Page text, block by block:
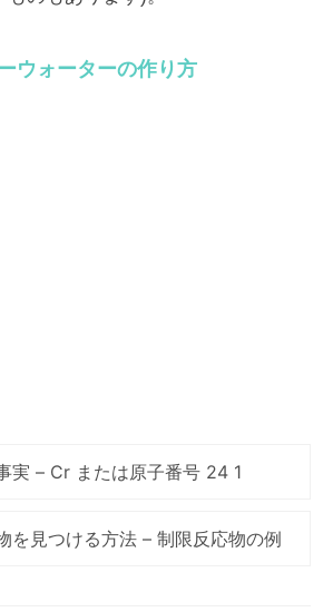
ウォーターの作り方
実 – Cr または原子番号 24 1
を見つける方法 – 制限反応物の例